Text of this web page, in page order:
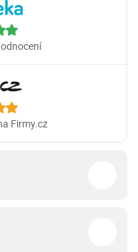
Firmy.cz